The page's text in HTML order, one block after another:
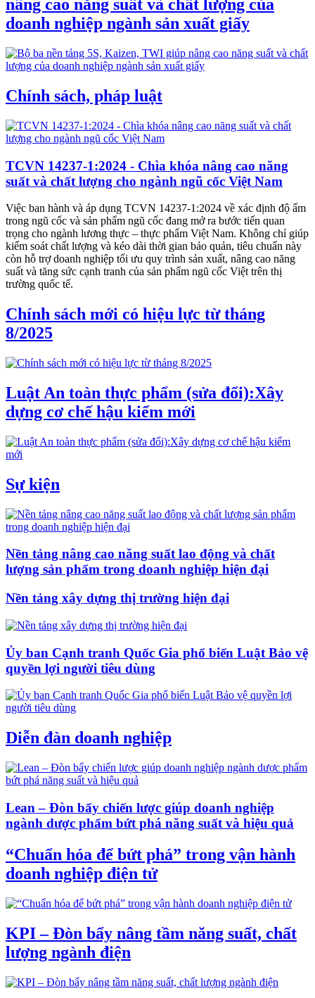
nâng cao năng suất và chất lượng của
doanh nghiệp ngành sản xuất giấy
Chính sách, pháp luật
TCVN 14237-1:2024 - Chìa khóa nâng cao năng
suất và chất lượng cho ngành ngũ cốc Việt Nam
Việc ban hành và áp dụng TCVN 14237-1:2024 về xác định độ ẩm
trong ngũ cốc và sản phẩm ngũ cốc đang mở ra bước tiến quan
trọng cho ngành lương thực – thực phẩm Việt Nam. Không chỉ giúp
kiểm soát chất lượng và kéo dài thời gian bảo quản, tiêu chuẩn này
còn hỗ trợ doanh nghiệp tối ưu quy trình sản xuất, nâng cao năng
suất và tăng sức cạnh tranh của sản phẩm ngũ cốc Việt trên thị
trường quốc tế.
Chính sách mới có hiệu lực từ tháng
8/2025
Luật An toàn thực phẩm (sửa đổi):Xây
dựng cơ chế hậu kiểm mới
Sự kiện
Nền tảng nâng cao năng suất lao động và chất
lượng sản phẩm trong doanh nghiệp hiện đại
Nền tảng xây dựng thị trường hiện đại
Ủy ban Cạnh tranh Quốc Gia phổ biến Luật Bảo vệ
quyền lợi người tiêu dùng
Diễn đàn doanh nghiệp
Lean – Đòn bẩy chiến lược giúp doanh nghiệp
ngành dược phẩm bứt phá năng suất và hiệu quả
“Chuẩn hóa để bứt phá” trong vận hành
doanh nghiệp điện tử
KPI – Đòn bẩy nâng tầm năng suất, chất
lượng ngành điện